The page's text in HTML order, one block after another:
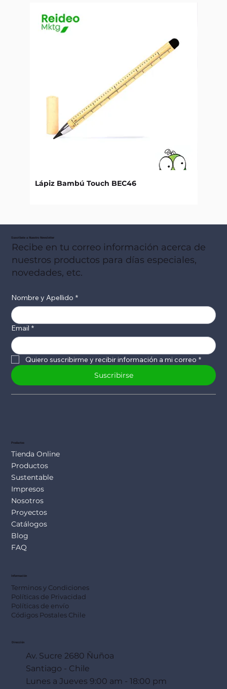
Lápiz Bambú Touch BEC46
Suscribete a Nuestro Newsletter
Recibe en tu correo información acerca de
nuestros productos para días especiales,
novedades, etc.
Nombre y Apellido *
Email *
Quiero suscribirme y recibir información a mi correo *
Suscribirse
Productos
Tienda Online
Productos
Sustentable
Impresos
Nosotros
Proyectos
Catálogos
Blog
FAQ
Información
Terminos y Condiciones
Políticas de Privacidad
Políticas de envío
Códigos Postales Chile
Dirección
Av. Sucre 2680 Ñuñoa
Santiago - Chile
Lunes a Jueves 9:00 am - 18:00 pm